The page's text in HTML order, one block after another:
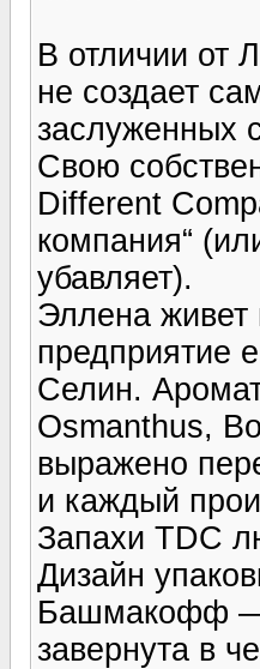
В отличии от
не создает
заслуженных
Свою
Different
компания“
убавляет).
Эллена
предприятие
Селин.
Osmanthus,
выражено
и каждый
Запахи TDC
Дизайн
Башмакофф —
завернута в